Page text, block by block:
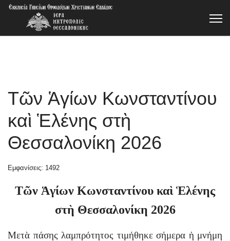
Τῶν Ἁγίων Κωνσταντίνου
καὶ Ἑλένης στὴ
Θεσσαλονίκη 2026
Εμφανίσεις: 1492
Τῶν Ἁγίων Κωνσταντίνου καὶ Ἑλένης
στὴ Θεσσαλονίκη 2026
Μετὰ πάσης λαμπρότητος τιμήθηκε σήμερα ἡ μνήμη